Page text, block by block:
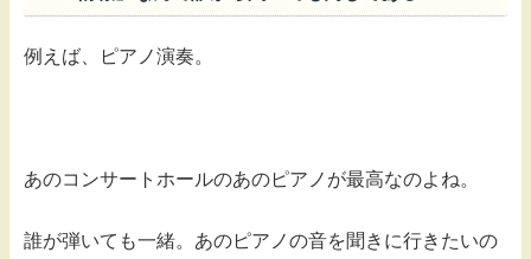
例えば、ピアノ演奏。
あのコンサートホールのあのピアノが最高なのよね。
誰が弾いても一緒。あのピアノの音を聞きに行きたいの